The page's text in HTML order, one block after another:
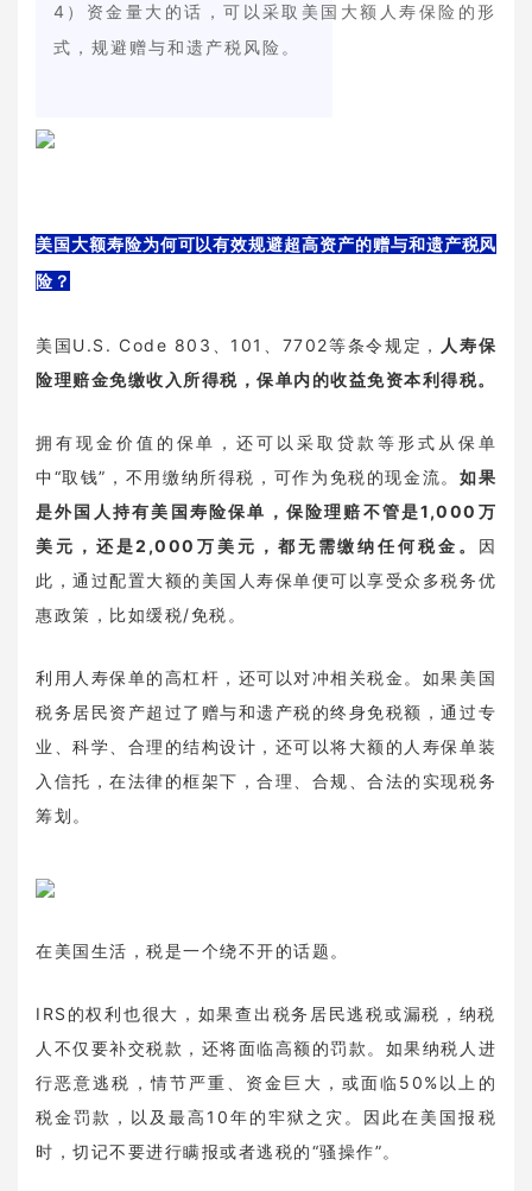
4）资金量大的话，可以采取美国大额人寿保险的形
式，规避赠与和遗产税风险。
美国大额寿险为何可以有效规避超高资产的赠与和遗产税风
险？‍
美国U.S. Code 803、101、7702等条令规定，
人寿保
险理赔金免缴收入所得税，保单内的收益免资本利得税。
拥有现金价值的保单，还可以采取贷款等形式从保单
中“取钱”，不用缴纳所得税，可作为免税的现金流。 如果
是外国人持有美国寿险保单，保险理赔不管是1,000万
美元，还是2,000万美元，都无需缴纳任何税金。 因
此，通过配置大额的美国人寿保单便可以享受众多税务优
惠政策，比如缓税/免税。
利用人寿保单的高杠杆，还可以对冲相关税金。如果美国
税务居民资产超过了赠与和遗产税的终身免税额，通过专
业、科学、合理的结构设计，还可以将大额的人寿保单装
入信托，在法律的框架下，合理、合规、合法的实现税务
筹划。
在美国生活，税是一个绕不开的话题。
IRS的权利也很大，如果查出税务居民逃税或漏税，纳税
人不仅要补交税款，还将面临高额的罚款。如果纳税人进
行恶意逃税，情节严重、资金巨大，或面临50%以上的
税金罚款，以及最高10年的牢狱之灾。因此在美国报税
时，切记不要进行瞒报或者逃税的“骚操作”。